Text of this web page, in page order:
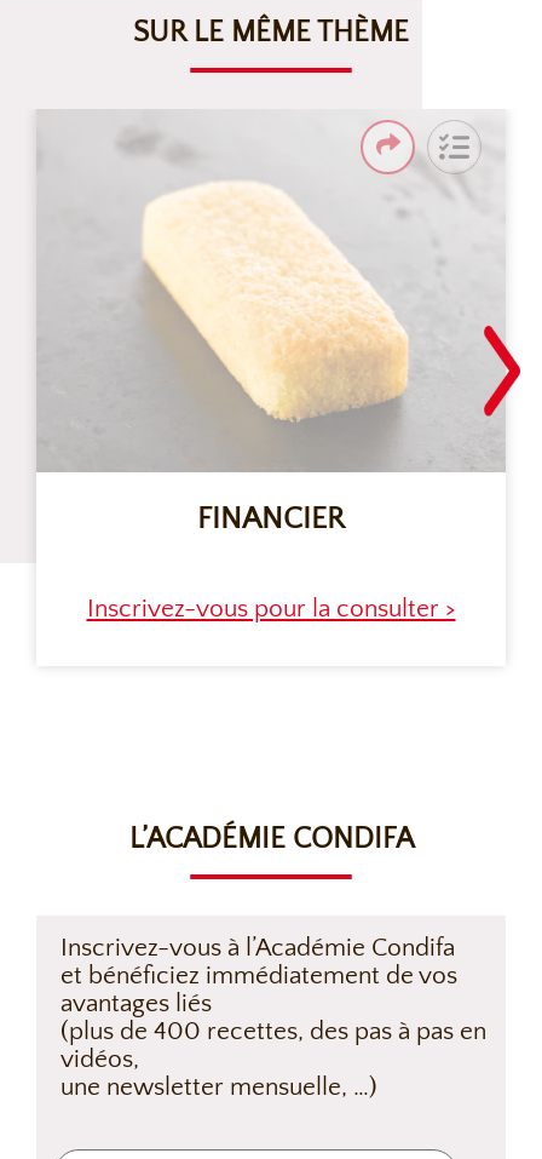
SUR LE MÊME THÈME
FINANCIER
Inscrivez-vous pour la consulter >
L’ACADÉMIE CONDIFA
Inscrivez-vous à l’Académie Condifa
et bénéficiez immédiatement de vos
avantages liés
(plus de 400 recettes, des pas à pas en
vidéos,
une newsletter mensuelle, …)